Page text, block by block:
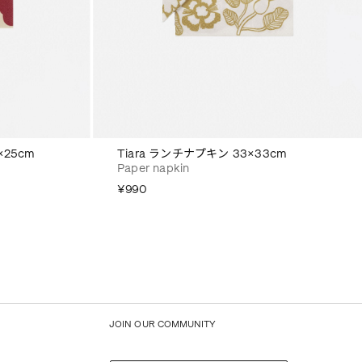
Tiara ランチナプキン 33×33cm
Paper napkin
¥990
JOIN OUR COMMUNITY